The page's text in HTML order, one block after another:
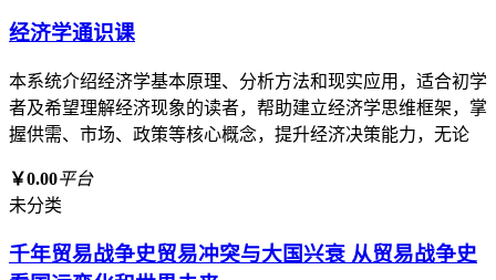
经济学通识课
本系统介绍经济学基本原理、分析方法和现实应用，适合初学
者及希望理解经济现象的读者，帮助建立经济学思维框架，掌
握供需、市场、政策等核心概念，提升经济决策能力，无论
￥0.00平台
未分类
千年贸易战争史贸易冲突与大国兴衰 从贸易战争史